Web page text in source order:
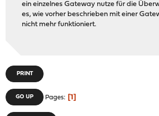
ein einzelnes Gateway nutze für die
es, wie vorher beschrieben mit einer
nicht mehr funktioniert.
PRINT
GO UP Pages 1